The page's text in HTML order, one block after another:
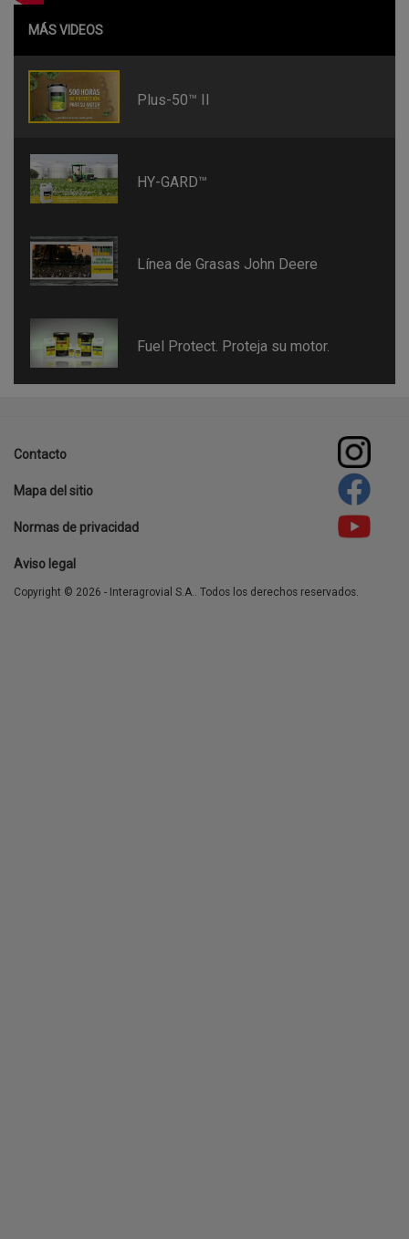
MÁS VIDEOS
Plus-50™ II
HY-GARD™
Línea de Grasas John Deere
Fuel Protect. Proteja su motor.
Footer
menu
Contacto
Mapa del sitio
Normas de privacidad
Aviso legal
Copyright © 2026 - Interagrovial S.A.. Todos los derechos reservados.